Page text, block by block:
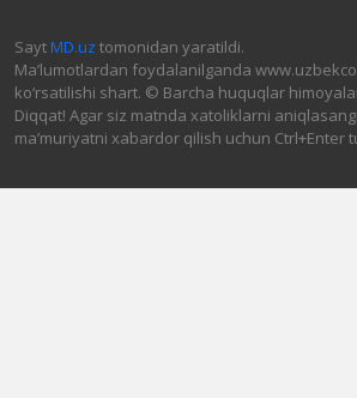
SaytMD.uz tomonidan yaratildi.
Ma’lumotlardan foydalanilganda
ko‘rsatilishi shart. © Barcha huquqlar
Diqqat! Agar siz matnda xatoliklarni
ma’muriyatni xabardor qilish uchun Ctrl+Enter